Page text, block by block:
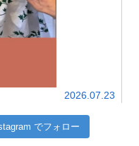
2026.07.23
でフォロー